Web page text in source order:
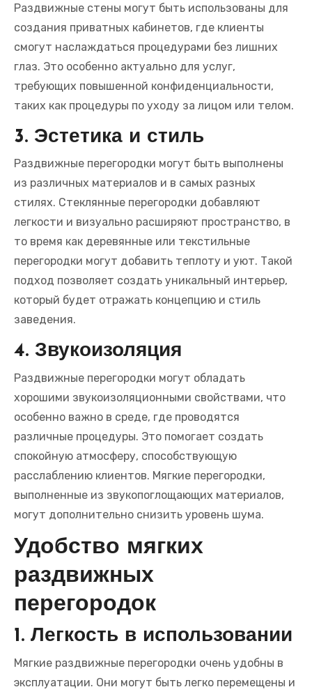
Раздвижные стены могут быть использованы для
создания приватных кабинетов, где клиенты
смогут наслаждаться процедурами без лишних
глаз. Это особенно актуально для услуг,
требующих повышенной конфиденциальности,
таких как процедуры по уходу за лицом или телом.
3. Эстетика и стиль
Раздвижные перегородки могут быть выполнены
из различных материалов и в самых разных
стилях. Стеклянные перегородки добавляют
легкости и визуально расширяют пространство, в
то время как деревянные или текстильные
перегородки могут добавить теплоту и уют. Такой
подход позволяет создать уникальный интерьер,
который будет отражать концепцию и стиль
заведения.
4. Звукоизоляция
Раздвижные перегородки могут обладать
хорошими звукоизоляционными свойствами, что
особенно важно в среде, где проводятся
различные процедуры. Это помогает создать
спокойную атмосферу, способствующую
расслаблению клиентов. Мягкие перегородки,
выполненные из звукопоглощающих материалов,
могут дополнительно снизить уровень шума.
Удобство мягких
раздвижных
перегородок
1. Легкость в использовании
Мягкие раздвижные перегородки очень удобны в
эксплуатации. Они могут быть легко перемещены и